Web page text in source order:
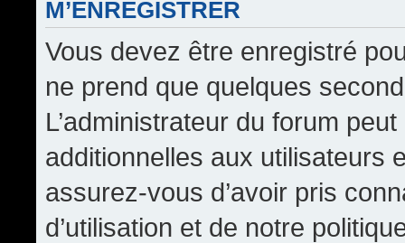
M’ENREGISTRER
Vous devez être enregistré
ne prend que quelques
L’administrateur du forum
additionnelles aux utilisateurs
assurez-vous d’avoir pris
d’utilisation et de notre